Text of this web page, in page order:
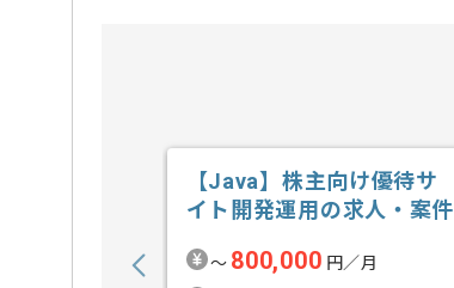
【Java】株主向け優待サ
イト開発運用の求人・案件
〜 800,000 円／月